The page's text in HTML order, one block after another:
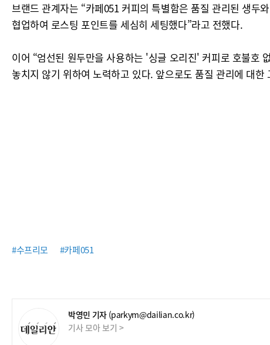
브랜드 관계자는 “카페051 커피의 특별함은 품질 관리된 생두
협업하여 로스팅 포인트를 세심히 세팅했다”라고 전했다.
이어 “엄선된 원두만을 사용하는 '싱글 오리진' 커피로 호불호
놓치지 않기 위하여 노력하고 있다. 앞으로도 품질 관리에 대
#수프리모 #카페051
박영민 기자 (parkym@dailian.co.kr)
기사 모아 보기 >